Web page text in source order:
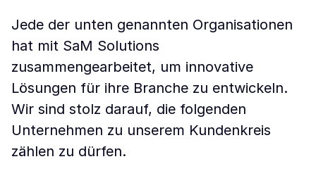
Jede der unten genannten Organisationen
hat mit SaM Solutions
zusammengearbeitet, um innovative
Lösungen für ihre Branche zu entwickeln.
Wir sind stolz darauf, die folgenden
Unternehmen zu unserem Kundenkreis
zählen zu dürfen.